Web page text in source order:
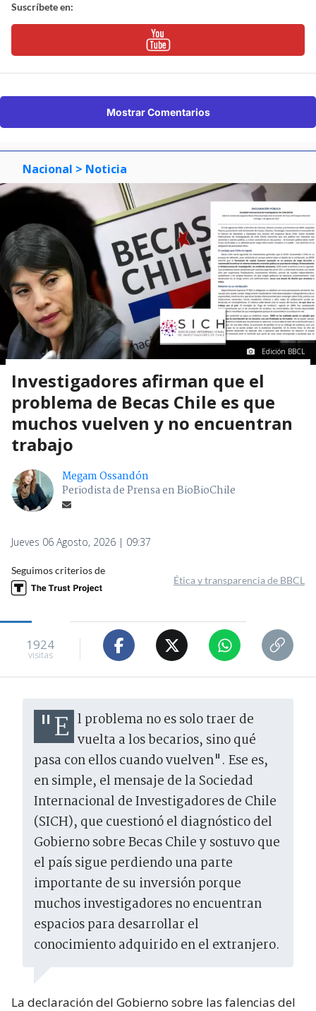
Suscríbete en:
Mostrar Comentarios
Nacional > Noticia
Edición BBCL
Investigadores afirman que el
problema de Becas Chile es que
muchos vuelven y no encuentran
trabajo
Megam Ossandón
Periodista de Prensa en BioBioChile
Jueves 06 Agosto, 2026 | 09:37
Seguimos criterios de
Ética y transparencia de BBCL
1924
visitas
"El problema no es solo traer de vuelta a los becarios, sino qué
pasa con ellos cuando vuelven". Ese es,
en simple, el mensaje de la Sociedad
Internacional de Investigadores de Chile
(SICH), que cuestionó el diagnóstico del
Gobierno sobre Becas Chile y sostuvo que
el país sigue perdiendo una parte
importante de su inversión porque
muchos investigadores no encuentran
espacios para desarrollar el
conocimiento adquirido en el extranjero.
La declaración del Gobierno sobre las falencias del